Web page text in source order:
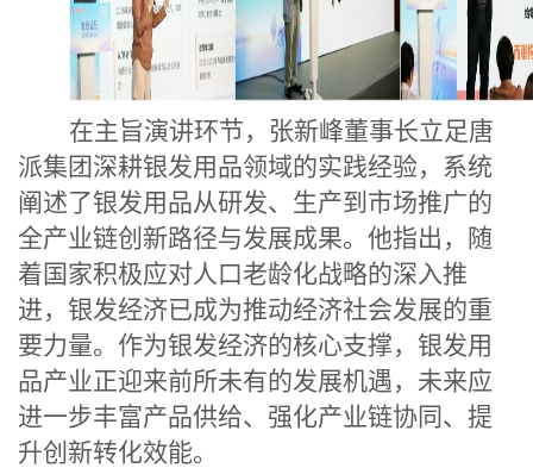
在主旨演讲环节，张新峰董事长立足唐
派集团深耕银发用品领域的实践经验，系统
阐述了银发用品从研发、生产到市场推广的
全产业链创新路径与发展成果。他指出，随
着国家积极应对人口老龄化战略的深入推
进，银发经济已成为推动经济社会发展的重
要力量。作为银发经济的核心支撑，银发用
品产业正迎来前所未有的发展机遇，未来应
进一步丰富产品供给、强化产业链协同、提
升创新转化效能。